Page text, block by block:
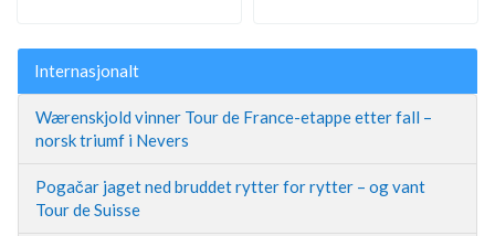
Internasjonalt
Wærenskjold vinner Tour de France-etappe etter fall –
norsk triumf i Nevers
Pogačar jaget ned bruddet rytter for rytter – og vant
Tour de Suisse